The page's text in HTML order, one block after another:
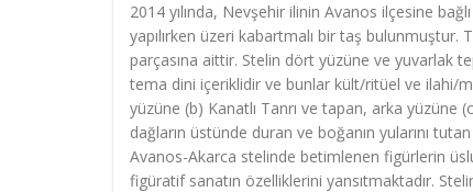
2014 yılında, Nevşehir ilinin Avanos ilçesine
yapılırken üzeri kabartmalı bir taş
parçasına aittir. Stelin dört yüzüne ve yuvarlak
tema dini içeriklidir ve bunlar kült/ritüel ve ilahi/
yüzüne (b) Kanatlı Tanrı ve tapan, arka yüzüne
dağların üstünde duran ve boğanın yularını
Avanos-Akarca stelinde betimlenen figürlerin
figüratif sanatın özelliklerini yansıtmaktadır.